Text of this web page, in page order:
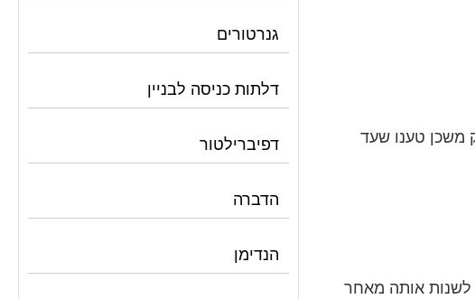
משכן טענו שעד
כדאי לי לשנות אותה מאחר
גנרטורים
דלתות כניסה לבניין
דפיברילטור
הדברה
הנדימן